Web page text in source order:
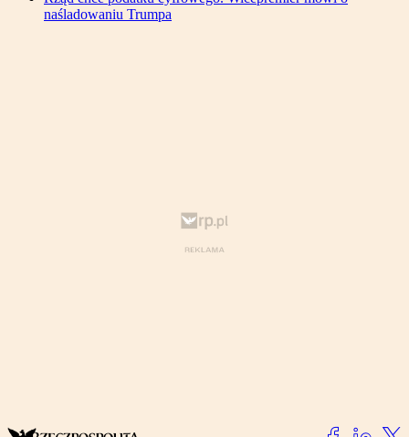
naśladowaniu Trumpa